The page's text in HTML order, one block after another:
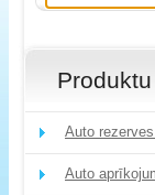
Auto
Auto